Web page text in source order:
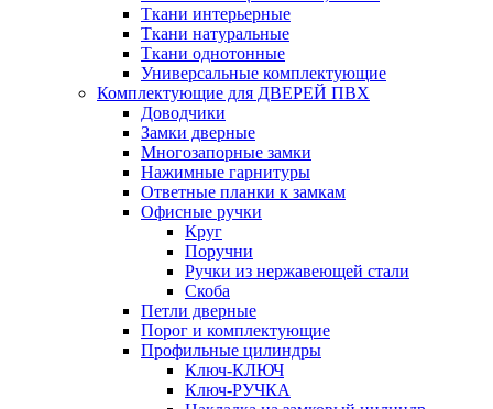
Ткани интерьерные
Ткани натуральные
Ткани однотонные
Универсальные комплектующие
Комплектующие для ДВЕРЕЙ ПВХ
Доводчики
Замки дверные
Многозапорные замки
Нажимные гарнитуры
Ответные планки к замкам
Офисные ручки
Круг
Поручни
Ручки из нержавеющей стали
Скоба
Петли дверные
Порог и комплектующие
Профильные цилиндры
Ключ-КЛЮЧ
Ключ-РУЧКА